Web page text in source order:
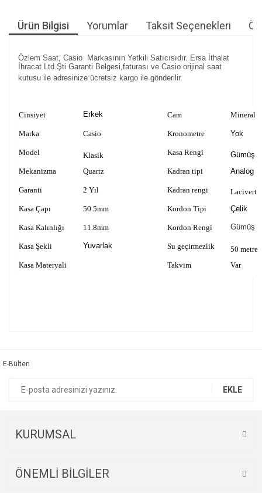
Ürün Bilgisi Yorumlar Taksit Seçenekleri
Özlem Saat, Casio Markasının Yetkili Satıcısıdır. Ersa İthalat
İhracat Ltd.Şti Garanti Belgesi,faturası ve Casio orijinal saat
kutusu ile adresinize ücretsiz kargo ile gönderilir.
Cinsiyet Erkek Cam Mineral
Marka Casio Kronometre Yok
Model Klasik Kasa Rengi
Gümüş
Mekanizma
Quartz Kadran tipi Analog
Garanti 2 Yıl Kadran rengi
Lacivert
Kasa Çapı
50.5mm Kordon Tipi Çelik
Kasa Kalınlığı 11.8mm Kordon Rengi Gümüş
Kasa Şekli Yuvarlak Su geçirmezlik
50 metre
Kasa Materyali
Takvim Var
Ürün fiyatı diğer sitelerden daha pahalı.
E-Bülten
EKLE
KURUMSAL
ÖNEMLİ BİLGİLER